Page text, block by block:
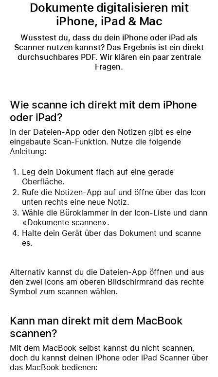
Dokumente digitalisieren mit
iPhone, iPad & Mac
Wusstest du, dass du dein iPhone oder iPad als
Scanner nutzen kannst? Das Ergebnis ist ein direkt
durchsuchbares PDF. Wir klären ein paar zentrale
Fragen.
Wie scanne ich direkt mit dem iPhone
oder iPad?
In der Dateien-App oder den Notizen gibt es eine
eingebaute Scan-Funktion. Nutze die folgende
Anleitung:
Leg dein Dokument flach auf eine gerade
Oberfläche.
Rufe die Notizen-App auf und öffne über das Icon
unten rechts eine neue Notiz.
Wähle die Büroklammer in der Icon-Liste und dann
«Dokumente scannen».
Halte dein Gerät über das Dokument und scanne
es.
Alternativ kannst du die Dateien-App öffnen und aus
den zwei Icons am oberen Bildschirmrand das rechte
Symbol zum scannen wählen.
Kann man direkt mit dem MacBook
scannen?
Mit dem MacBook selbst kannst du nicht scannen,
doch du kannst deinen iPhone oder iPad Scanner über
das MacBook bedienen: